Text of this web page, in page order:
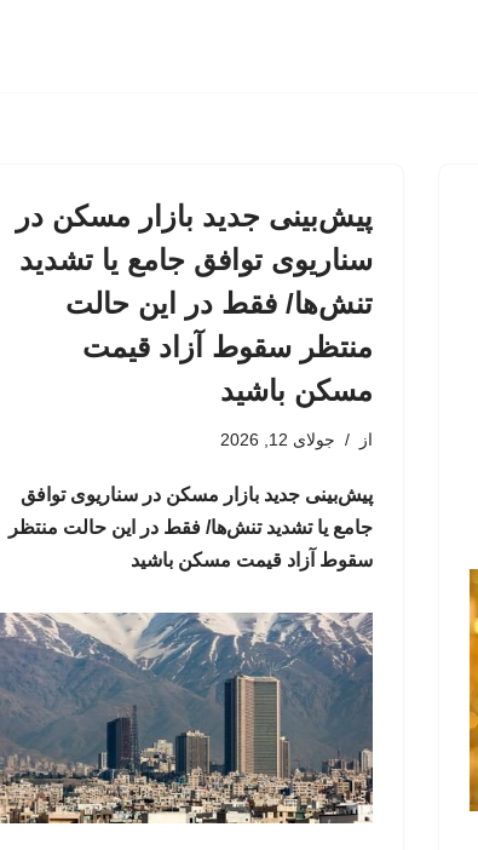
پیش‌بینی جدید بازار مسکن در
سناریوی توافق جامع یا تشدید
تنش‌ها/ فقط در این حالت
منتظر سقوط آزاد قیمت
مسکن باشید
از جولای 12, 2026
پیش‌بینی جدید بازار مسکن در سناریوی توافق
جامع یا تشدید تنش‌ها/ فقط در این حالت منتظر
سقوط آزاد قیمت مسکن باشید